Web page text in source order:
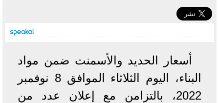
أسعار الحديد والأسمنت ضمن مواد
البناء، اليوم الثلاثاء الموافق 8 نوفمبر
2022، بالتزامن مع إعلان عدد من